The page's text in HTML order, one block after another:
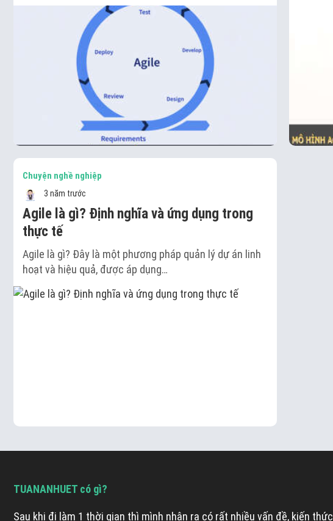
Chuyện nghề nghiệp
3 năm trước
Agile là gì? Định nghĩa và ứng dụng trong
thực tế
Agile là gì? Đây là một phương pháp quản lý dự án linh
hoạt và hiệu quả, được áp dụng…
TUANANHUET có gì?
Sau khi đi làm 1 thời gian thì mình nhận ra có rất nhiều vấn đề, kiến thức